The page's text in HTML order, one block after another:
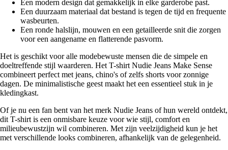
Een modern design dat gemakkelijk in elke garderobe past.
Een duurzaam materiaal dat bestand is tegen de tijd en frequente
wasbeurten.
Een ronde halslijn, mouwen en een getailleerde snit die zorgen
voor een aangename en flatterende pasvorm.
Het is geschikt voor alle modebewuste mensen die de simpele en
doeltreffende stijl waarderen. Het T-shirt Nudie Jeans Make Sense
combineert perfect met jeans, chino's of zelfs shorts voor zonnige
dagen. De minimalistische geest maakt het een essentieel stuk in je
kledingkast.
Of je nu een fan bent van het merk Nudie Jeans of hun wereld ontdekt,
dit T-shirt is een onmisbare keuze voor wie stijl, comfort en
milieubewustzijn wil combineren. Met zijn veelzijdigheid kun je het
met verschillende looks combineren, afhankelijk van de gelegenheid.